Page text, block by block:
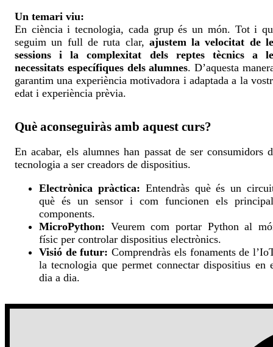
Un temari viu:
En ciència i tecnologia, cada grup és un món. Tot i
seguim un full de ruta clar, ajustem la velocitat de
sessions i la complexitat dels reptes tècnics a
necessitats específiques dels alumnes. D’aquesta
garantim una experiència motivadora i adaptada a la
edat i experiència prèvia.
Què aconseguiràs amb aquest curs?
En acabar, els alumnes han passat de ser consumidors
tecnologia a ser creadors de dispositius.
Electrònica pràctica: Entendràs què és un
què és un sensor i com funcionen els
components.
MicroPython: Veurem com portar Python al
físic per controlar dispositius electrònics.
Visió de futur: Comprendràs els fonaments de
la tecnologia que permet connectar dispositius en
dia a dia.